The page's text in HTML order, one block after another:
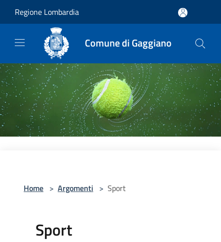
Regione Lombardia
Comune di Gaggiano
Home > Argomenti > Sport
Sport